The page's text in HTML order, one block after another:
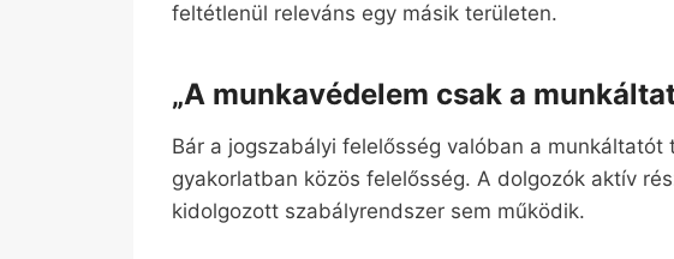
feltétlenül releváns egy másik területen.
„A munkavédelem csak a
Bár a jogszabályi felelősség valóban a munkáltatót
gyakorlatban közös felelősség. A dolgozók aktív
kidolgozott szabályrendszer sem működik.